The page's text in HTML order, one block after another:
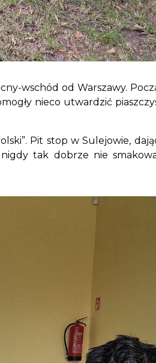
wschód od Warszawy.
nieco utwardzić
Pit stop w Sulejowie,
tak dobrze nie